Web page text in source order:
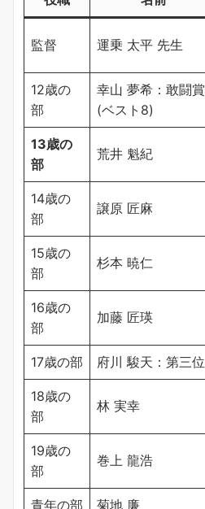
監督 運乗 太平 先生
12歳の
部
幸山 夢希：敢闘賞
(ベスト8)
13歳の
部
荒井 魁紀
14歳の
部
譲原 匠麻
15歳の
部
杉本 暁仁
16歳の
部
加藤 匠瑛
17歳の部 府川 駿天：第三位
18歳の
部
林 実幸
19歳の
部
巻上 龍浩
青年の部 菊地 廉